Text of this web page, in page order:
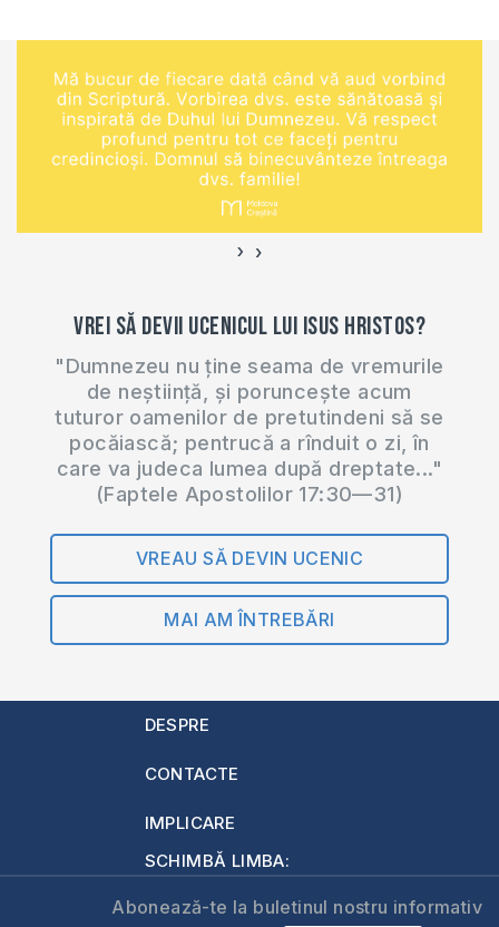
ucenicul lui Isus…
‹ ›
Vrei să devii ucenicul lui Isus Hristos?
"Dumnezeu nu ține seama de vremurile
de neștiință, și poruncește acum
tuturor oamenilor de pretutindeni să se
pocăiască; pentrucă a rînduit o zi, în
care va judeca lumea după dreptate..."
(Faptele Apostolilor 17:30—31)
VREAU SĂ DEVIN UCENIC
MAI AM ÎNTREBĂRI
DESPRE
CONTACTE
IMPLICARE
SCHIMBĂ LIMBA:
Abonează-te la buletinul nostru informativ